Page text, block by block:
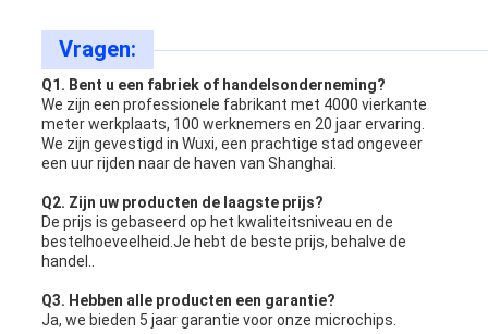
Vragen:
Q1. Bent u een fabriek of handelsonderneming?
We zijn een professionele fabrikant met 4000 vierkante
meter werkplaats, 100 werknemers en 20 jaar ervaring.
We zijn gevestigd in Wuxi, een prachtige stad ongeveer
een uur rijden naar de haven van Shanghai.
Q2. Zijn uw producten de laagste prijs?
De prijs is gebaseerd op het kwaliteitsniveau en de
bestelhoeveelheid.Je hebt de beste prijs, behalve de
handel..
Q3. Hebben alle producten een garantie?
Ja, we bieden 5 jaar garantie voor onze microchips.